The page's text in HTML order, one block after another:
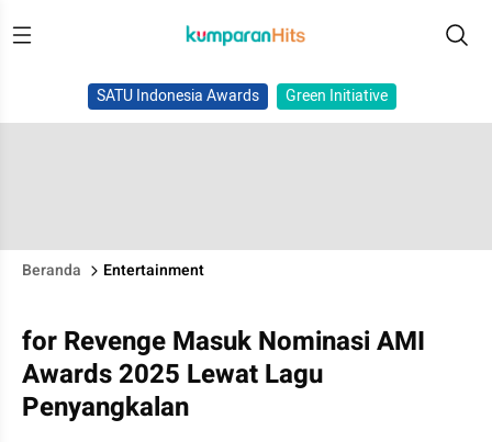
SATU Indonesia Awards Green Initiative
Beranda Entertainment
for Revenge Masuk Nominasi AMI
Awards 2025 Lewat Lagu
Penyangkalan